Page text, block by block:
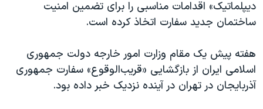
دیپلماتیک» اقدامات مناسبی را برای تضمین امنیت
ساختمان جدید سفارت اتخاذ کرده است.
هفته پیش یک مقام وزارت امور خارجه دولت جمهوری
اسلامی ایران از بازگشایی «قریب‌الوقوع» سفارت جمهوری
آذربایجان در تهران در آینده نزدیک خبر داده بود.